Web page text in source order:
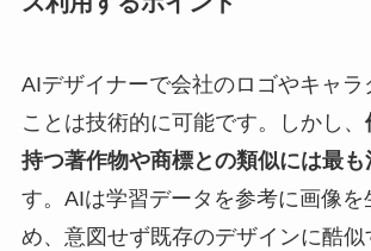
AIデザイナーで会社のロゴやキャラ
ことは技術的に可能です。しかし、
持つ著作物や商標との類似には最
す。AIは学習データを参考に画像を
め、意図せず既存のデザインに酷